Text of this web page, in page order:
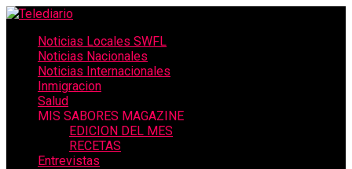
Noticias Locales SWFL
Noticias Nacionales
Noticias Internacionales
Inmigracion
Salud
MIS SABORES MAGAZINE
EDICION DEL MES
RECETAS
Entrevistas